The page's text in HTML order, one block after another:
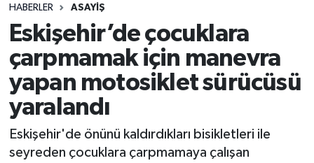
HABERLER ASAYİŞ
Eskişehir’de çocuklara
çarpmamak için manevra
yapan motosiklet sürücüsü
yaralandı
Eskişehir'de önünü kaldırdıkları bisikletleri ile
seyreden çocuklara çarpmamaya çalışan
SPOR
YAŞAM
Son Dakika Haberleri
Haber Arşivi